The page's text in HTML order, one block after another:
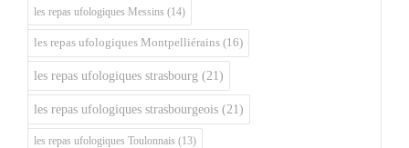
les repas ufologiques Messins (14)
les repas ufologiques Montpelliérains (16)
les repas ufologiques strasbourg (21)
les repas ufologiques strasbourgeois (21)
les repas ufologiques Toulonnais (13)